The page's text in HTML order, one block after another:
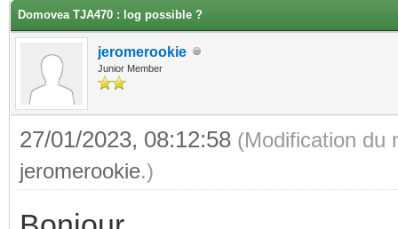
Domovea TJA470 : log possible ?
jeromerookie
Junior Member
27/01/2023, 08:12:58 (Modification du
jeromerookie.)